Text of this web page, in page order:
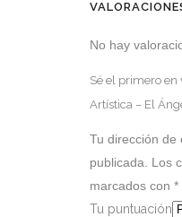
No hay
Sé el primero en
Artística – El
Tu dirección de
publicada.
Los
marcados con *
Tu puntuación